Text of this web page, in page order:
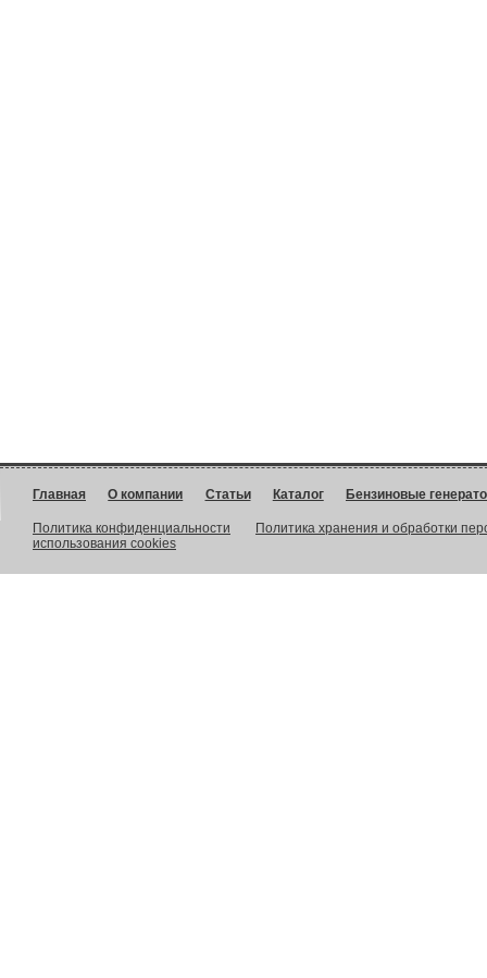
Главная О компании Статьи Каталог Бензиновые
Политика конфиденциальности
Политика хранения и обработки
использования cookies